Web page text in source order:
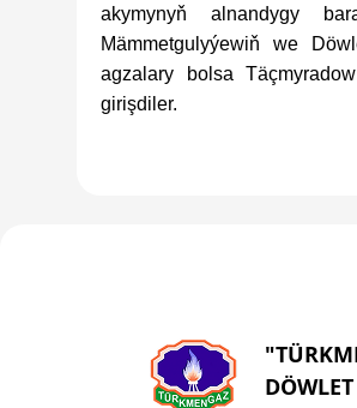
akymynyň alnandygy
Mämmetgulyýewiň we
agzalary bolsa
girişdiler.